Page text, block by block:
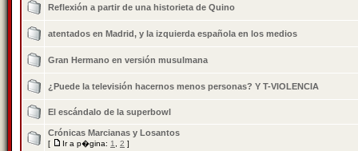
Reflexión a partir de una historieta de Quino
atentados en Madrid, y la izquierda española en los medios
Gran Hermano en versión musulmana
¿Puede la televisión hacernos menos personas? Y T-VIOLENCIA
El escándalo de la superbowl
Crónicas Marcianas y Losantos
[ Ir a p�gina: 1 2 ]